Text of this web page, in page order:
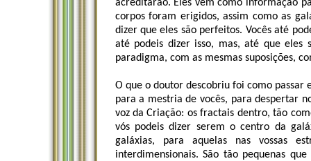
acreditarão. Eles vêm como informação
corpos foram erigidos, assim como as
dizer que eles são perfeitos. Vocês até
até podeis dizer isso, mas, até que eles
paradigma, com as mesmas suposições,
O que o doutor descobriu foi como
para a mestria de vocês, para despertar
voz da Criação: os fractais dentro, tão
vós podeis dizer serem o centro da
galáxias, para aquelas nas vossas
interdimensionais. São tão pequenas